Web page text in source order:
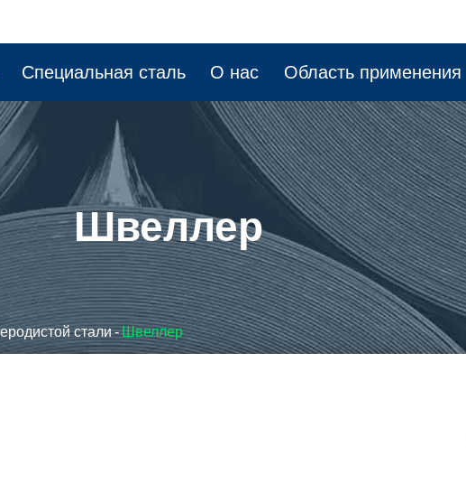
Специальная сталь О нас Область применения
Швеллер
стали Швеллер